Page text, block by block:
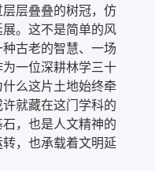
层叠叠的树冠，仿
。这不是简单的风
古老的智慧、一场
一位深耕林学三十
么这片土地始终牵
就藏在这门学科的
，也是人文精神的
，也承载着文明延
息